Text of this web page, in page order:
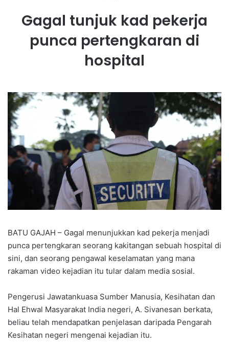
Gagal tunjuk kad pekerja
punca pertengkaran di
hospital
BATU GAJAH – Gagal menunjukkan kad pekerja menjadi
punca pertengkaran seorang kakitangan sebuah hospital di
sini, dan seorang pengawal keselamatan yang mana
rakaman video kejadian itu tular dalam media sosial.
Pengerusi Jawatankuasa Sumber Manusia, Kesihatan dan
Hal Ehwal Masyarakat India negeri, A. Sivanesan berkata,
beliau telah mendapatkan penjelasan daripada Pengarah
Kesihatan negeri mengenai kejadian itu.